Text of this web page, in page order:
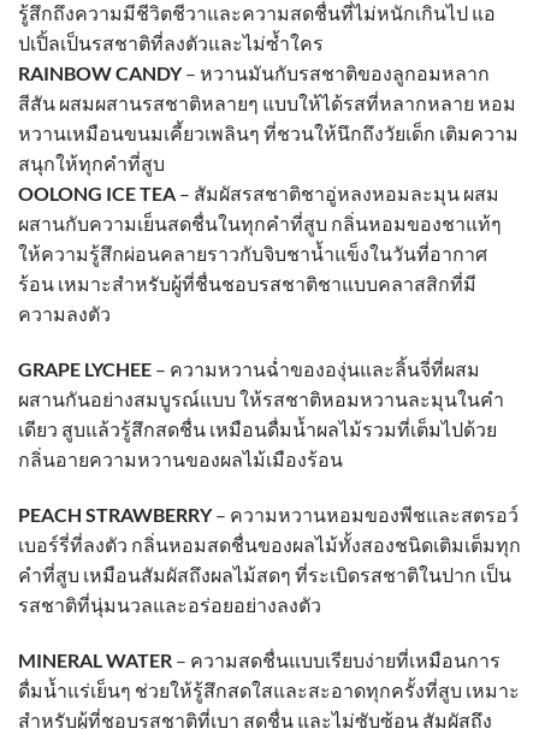
รู้สึกถึงความมีชีวิตชีวาและความสดชื่นที่ไม่หนักเกินไป แอ
ปเปิ้ลเป็นรสชาติที่ลงตัวและไม่ซ้ำใคร
RAINBOW CANDY– หวานมันกับรสชาติของลูกอมหลาก
สีสัน ผสมผสานรสชาติหลายๆ แบบให้ได้รสที่หลากหลาย หอม
หวานเหมือนขนมเคี้ยวเพลินๆ ที่ชวนให้นึกถึงวัยเด็ก เติมความ
สนุกให้ทุกคำที่สูบ
OOLONG ICE TEA – สัมผัสรสชาติชาอู่หลงหอมละมุน ผสม
ผสานกับความเย็นสดชื่นในทุกคำที่สูบ กลิ่นหอมของชาแท้ๆ
ให้ความรู้สึกผ่อนคลายราวกับจิบชาน้ำแข็งในวันที่อากาศ
ร้อน เหมาะสำหรับผู้ที่ชื่นชอบรสชาติชาแบบคลาสสิกที่มี
ความลงตัว
GRAPE LYCHEE – ความหวานฉ่ำขององุ่นและลิ้นจี่ที่ผสม
ผสานกันอย่างสมบูรณ์แบบ ให้รสชาติหอมหวานละมุนในคำ
เดียว สูบแล้วรู้สึกสดชื่น เหมือนดื่มน้ำผลไม้รวมที่เต็มไปด้วย
กลิ่นอายความหวานของผลไม้เมืองร้อน
PEACH STRAWBERRY– ความหวานหอมของพีชและสตรอว์
เบอร์รี่ที่ลงตัว กลิ่นหอมสดชื่นของผลไม้ทั้งสองชนิดเติมเต็มทุก
คำที่สูบ เหมือนสัมผัสถึงผลไม้สดๆ ที่ระเบิดรสชาติในปาก เป็น
รสชาติที่นุ่มนวลและอร่อยอย่างลงตัว
MINERAL WATER – ความสดชื่นแบบเรียบง่ายที่เหมือนการ
ดื่มน้ำแร่เย็นๆ ช่วยให้รู้สึกสดใสและสะอาดทุกครั้งที่สูบ เหมาะ
สำหรับผู้ที่ชอบรสชาติที่เบา สดชื่น และไม่ซับซ้อน สัมผัสถึง